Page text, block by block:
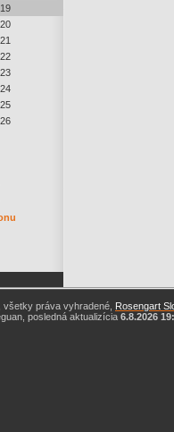
práva vyhradené, Rosengart
posledná aktualizícia 6.8.2026